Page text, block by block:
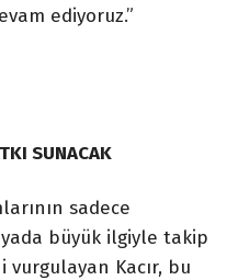
ediyoruz.”
SUNACAK
sadece
büyük ilgiyle takip
Kacır, bu